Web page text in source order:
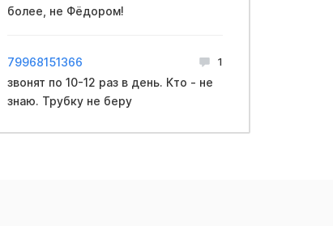
более, не Фёдором!
79968151366 1
звонят по 10-12 раз в день. Кто - не
знаю. Трубку не беру